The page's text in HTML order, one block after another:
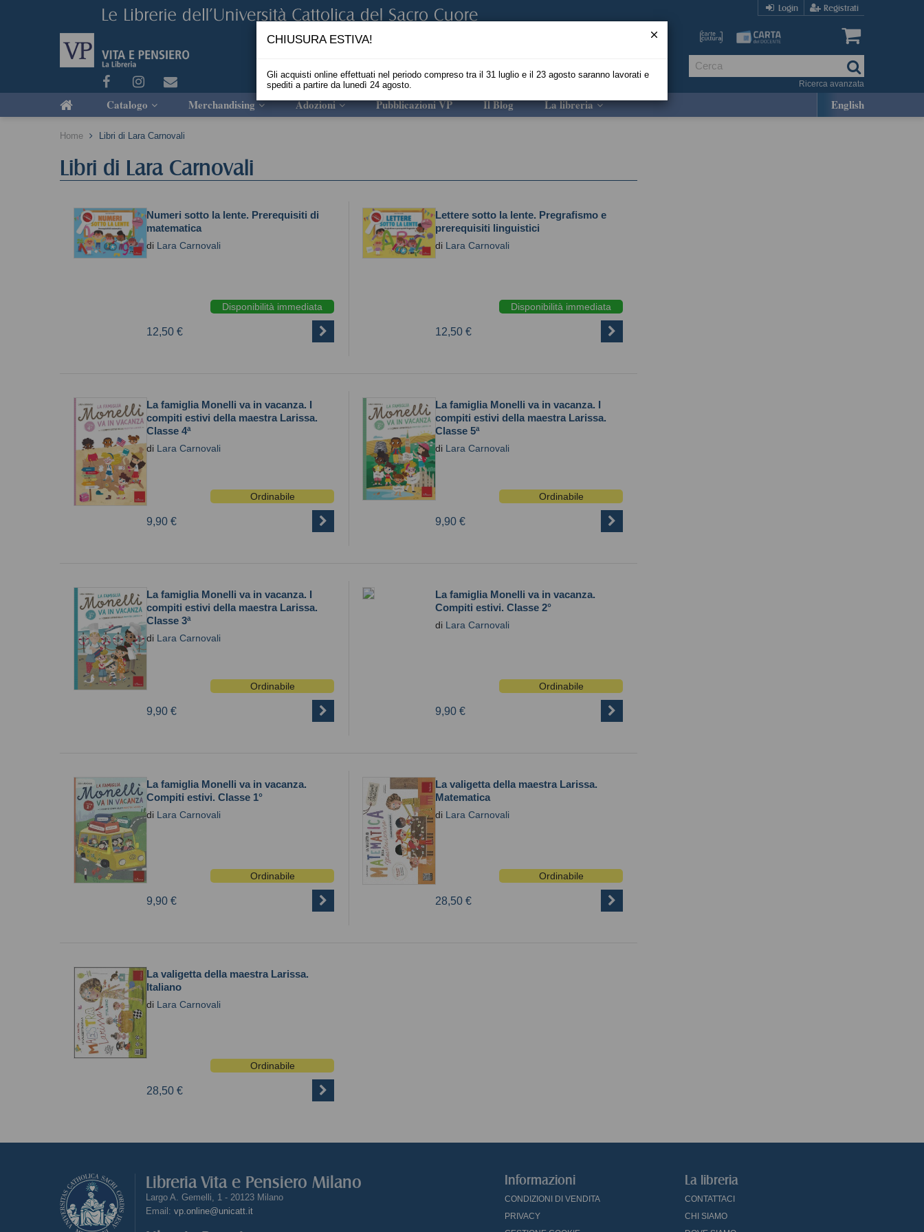
Login Registrati
Ricerca avanzata
Catalogo Merchandising Adozioni Pubblicazioni VP Il Blog La libreria English
Home Libri di Lara Carnovali
Libri di Lara Carnovali
Numeri sotto la lente. Prerequisiti di
matematica
di Lara Carnovali
Disponibilità immediata
12,50 €
Lettere sotto la lente. Pregrafismo e
prerequisiti linguistici
di Lara Carnovali
Disponibilità immediata
12,50 €
La famiglia Monelli va in vacanza. I
compiti estivi della maestra Larissa.
Classe 4ª
di Lara Carnovali
Ordinabile
9,90 €
La famiglia Monelli va in vacanza. I
compiti estivi della maestra Larissa.
Classe 5ª
di Lara Carnovali
Ordinabile
9,90 €
La famiglia Monelli va in vacanza. I
compiti estivi della maestra Larissa.
Classe 3ª
di Lara Carnovali
Ordinabile
9,90 €
La famiglia Monelli va in vacanza.
Compiti estivi. Classe 2°
di Lara Carnovali
Ordinabile
9,90 €
La famiglia Monelli va in vacanza.
Compiti estivi. Classe 1°
di Lara Carnovali
Ordinabile
9,90 €
La valigetta della maestra Larissa.
Matematica
di Lara Carnovali
Ordinabile
28,50 €
La valigetta della maestra Larissa.
Italiano
di Lara Carnovali
Ordinabile
28,50 €
Libreria Vita e Pensiero Milano
Largo A. Gemelli, 1 - 20123 Milano
Email: vp.online@unicatt.it
Informazioni
CONDIZIONI DI VENDITA
PRIVACY
La libreria
CONTATTACI
CHI SIAMO
CHIUSURA ESTIVA!
Gli acquisti online effettuati nel periodo compreso tra il 31 luglio e il 23 agosto saranno lavorati e
spediti a partire da lunedì 24 agosto.